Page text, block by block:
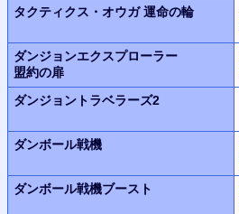
タクティクス・オウガ運命の輪
ダンジョンエクスプローラー
盟約の扉
ダンジョントラベラーズ2
ダンボール戦機
ダンボール戦機ブースト